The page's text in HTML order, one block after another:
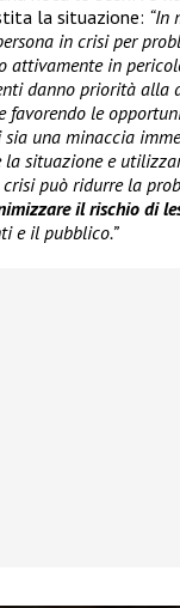
la situazione: “In
in crisi per
attivamente in
danno priorità alla
favorendo le
sia una minaccia
la situazione e
può ridurre la
il rischio di
e il pubblico.”